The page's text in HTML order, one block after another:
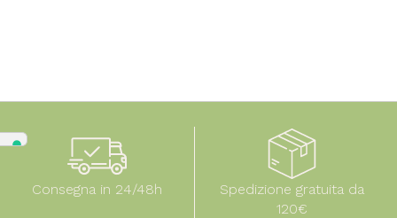
Consegna in 24/48h
Spedizione gratuita da
120€